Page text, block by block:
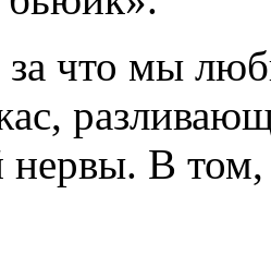
что мы
В том,